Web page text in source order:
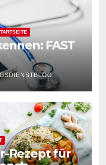
FAST
Rezept für